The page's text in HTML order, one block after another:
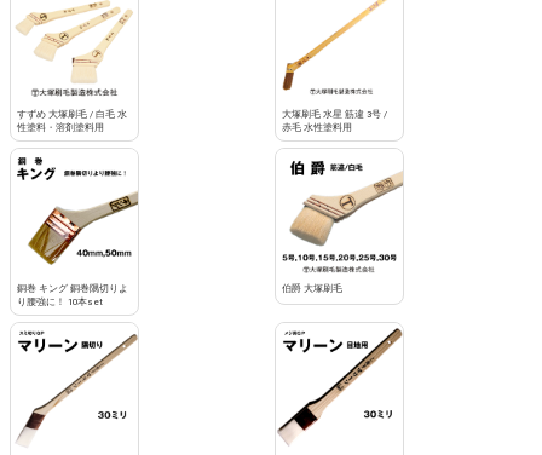
すずめ 大塚刷毛 / 白毛 水
性塗料・溶剤塗料用
大塚刷毛 水星 筋違 3号 /
赤毛 水性塗料用
銅巻 キング 銅巻隅切りよ
り腰強に！ 10本set
伯爵 大塚刷毛